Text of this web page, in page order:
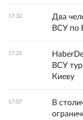
17:32
Два
ВСУ по
17:25
ВСУ
Киеву
17:07
В